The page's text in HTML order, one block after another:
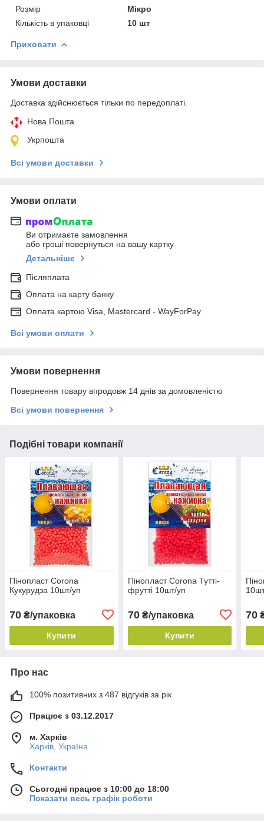
Розмір
Мікро
Кількість в упаковці
10 шт
Приховати
Умови доставки
Доставка здійснюється тільки по передоплаті.
Нова Пошта
Укрпошта
Всі умови доставки
Умови оплати
Ви отримаєте замовлення
або гроші повернуться на вашу картку
Детальніше
Післяплата
Оплата на карту банку
Оплата картою Visa, Mastercard - WayForPay
Всі умови оплати
Умови повернення
Повернення товару впродовж 14 днів за домовленістю
Всі умови повернення
Подібні товари компанії
Пінопласт Corona
Кукурудза 10шт/уп
70 ₴/упаковка
Купити
Пінопласт Corona Тутті-
фрутті 10шт/уп
70₴/упаковка
Купити
70
Про нас
100% позитивних з 487 відгуків за рік
Працює з 03.12.2017
м. Харків
Харків, Україна
Контакти
Сьогодні працює з 10:00 до 18:00
Показати весь графік роботи